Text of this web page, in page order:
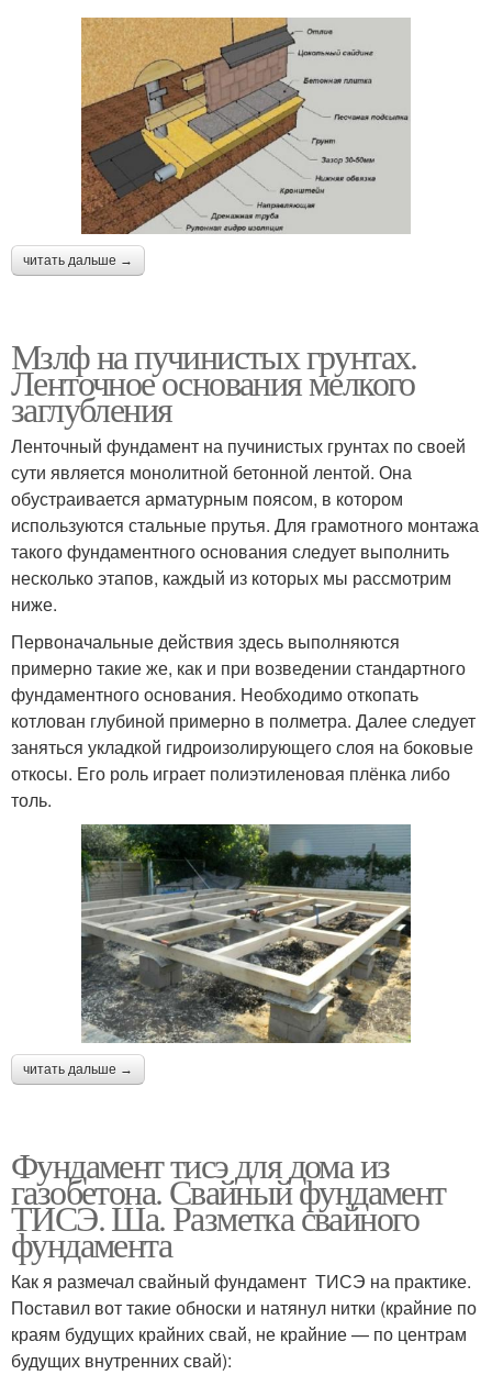
читать дальше →
Мзлф на пучинистых грунтах.
Ленточное основания мелкого
заглубления
Ленточный фундамент на пучинистых грунтах по своей
сути является монолитной бетонной лентой. Она
обустраивается арматурным поясом, в котором
используются стальные прутья. Для грамотного монтажа
такого фундаментного основания следует выполнить
несколько этапов, каждый из которых мы рассмотрим
ниже.
Первоначальные действия здесь выполняются
примерно такие же, как и при возведении стандартного
фундаментного основания. Необходимо откопать
котлован глубиной примерно в полметра. Далее следует
заняться укладкой гидроизолирующего слоя на боковые
откосы. Его роль играет полиэтиленовая плёнка либо
толь.
читать дальше →
Фундамент тисэ для дома из
газобетона. Свайный фундамент
ТИСЭ. Ша. Разметка свайного
фундамента
Как я размечал свайный фундамент ТИСЭ на практике.
Поставил вот такие обноски и натянул нитки (крайние по
краям будущих крайних свай, не крайние — по центрам
будущих внутренних свай):